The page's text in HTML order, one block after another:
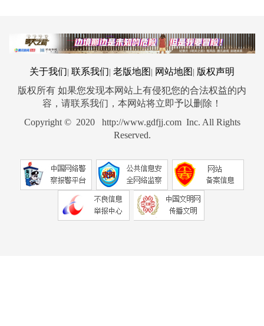
关于我们 联系我们 老版地图 网站地图
版权声明
版权所有 如果您发现本网站上有侵犯您的合法权益的内
容，请联系我们，本网站将立即予以删除！
Copyright © 2020 http://www.gdfjj.com Inc. All Rights
Reserved.